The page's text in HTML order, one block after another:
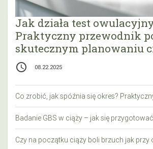
Jak działa test
Praktyczny przewodnik
skutecznym planowaniu
access_time 08.22.2025